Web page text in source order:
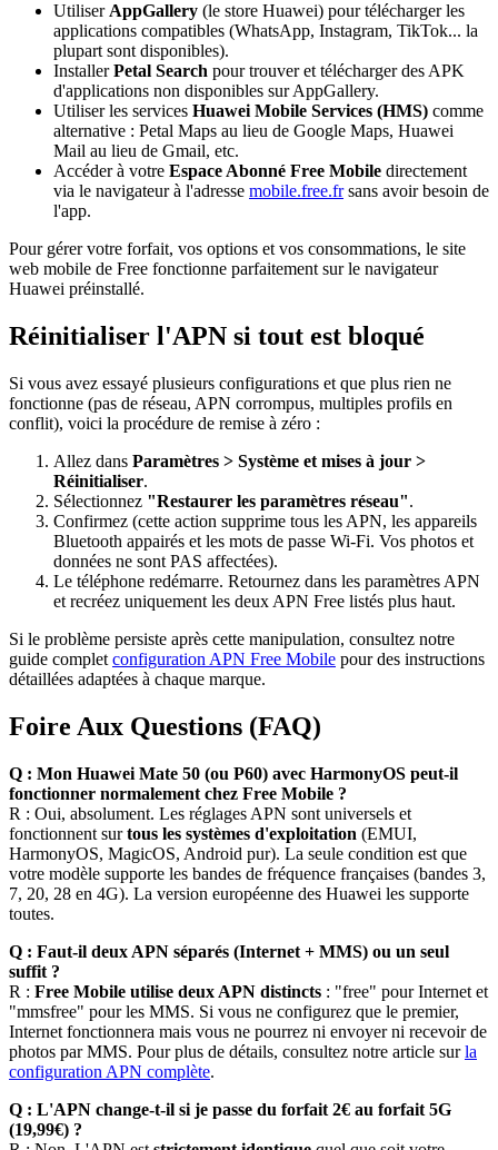
UtiliserAppGallery (le store Huawei) pour télécharger les
applications compatibles (WhatsApp, Instagram, TikTok... la
plupart sont disponibles).
InstallerPetal Search pour trouver et télécharger des APK
d'applications non disponibles sur AppGallery.
Utiliser les services Huawei Mobile Services (HMS) comme
alternative : Petal Maps au lieu de Google Maps, Huawei
Mail au lieu de Gmail, etc.
Accéder à votre Espace Abonné Free Mobile directement
via le navigateur à l'adresse mobile.free.frsans avoir besoin de
l'app.
Pour gérer votre forfait, vos options et vos consommations, le site
web mobile de Free fonctionne parfaitement sur le navigateur
Huawei préinstallé.
Réinitialiser l'APN si tout est bloqué
Si vous avez essayé plusieurs configurations et que plus rien ne
fonctionne (pas de réseau, APN corrompus, multiples profils en
conflit), voici la procédure de remise à zéro :
Allez dans Paramètres > Système et mises à jour >
Réinitialiser.
Sélectionnez "Restaurer les paramètres réseau".
Confirmez (cette action supprime tous les APN, les appareils
Bluetooth appairés et les mots de passe Wi-Fi. Vos photos et
données ne sont PAS affectées).
Le téléphone redémarre. Retournez dans les paramètres APN
et recréez uniquement les deux APN Free listés plus haut.
Si le problème persiste après cette manipulation, consultez notre
guide complet configuration APN Free Mobile pour des instructions
détaillées adaptées à chaque marque.
Foire Aux Questions (FAQ)
Q : Mon Huawei Mate 50 (ou P60) avec HarmonyOS peut-il
fonctionner normalement chez Free Mobile ?
R : Oui, absolument. Les réglages APN sont universels et
fonctionnent surtous les systèmes d'exploitation (EMUI,
HarmonyOS, MagicOS, Android pur). La seule condition est que
votre modèle supporte les bandes de fréquence françaises (bandes 3,
7, 20, 28 en 4G). La version européenne des Huawei les supporte
toutes.
Q : Faut-il deux APN séparés (Internet + MMS) ou un seul
suffit ?
R : Free Mobile utilise deux APN distincts : "free" pour Internet et
"mmsfree" pour les MMS. Si vous ne configurez que le premier,
Internet fonctionnera mais vous ne pourrez ni envoyer ni recevoir de
photos par MMS. Pour plus de détails, consultez notre article surla
configuration APN complète.
Q : L'APN change-t-il si je passe du forfait 2€ au forfait 5G
(19,99€) ?